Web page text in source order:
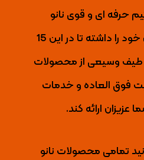
حرفه ای و قوی نانو
را داشته تا
در این 15
طیف وسیعی از محصولات
فوق العاده و خدمات
عزیزان ارائه کند.
تمامی محصولات نانو